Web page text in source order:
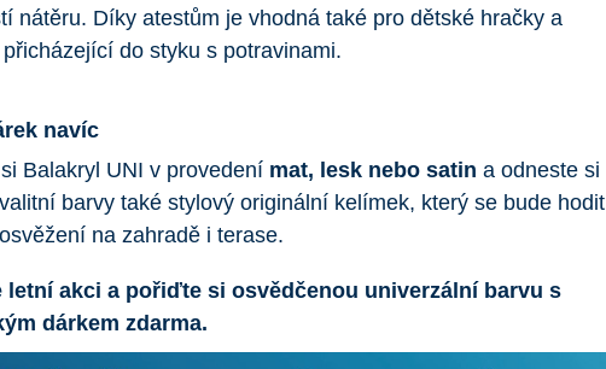
nátěru. Díky atestům je vhodná také pro dětské hračky a
do styku s potravinami.
navíc
Balakryl UNI v provedení mat, lesk nebo satin a odneste si
barvy také stylový originální kelímek, který se bude hodit
na zahradě i terase.
letní akci a pořiďte si osvědčenou univerzální barvu s
dárkem zdarma.